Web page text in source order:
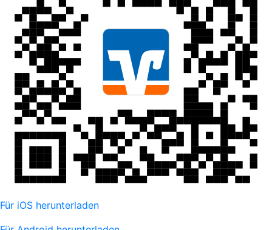
Für iOS herunterladen